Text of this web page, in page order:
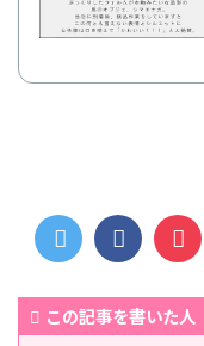
この記事を書いた人